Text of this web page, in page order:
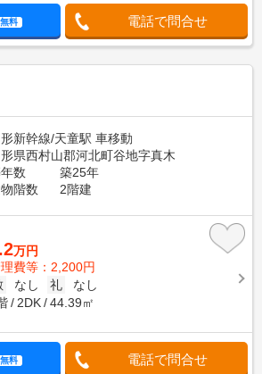
無料 電話で問合せ
新幹線/天童駅 車移動
県西村山郡河北町谷地字真木
数
築25年
階数
2階建
万円
費等：2,200円
なし 礼
なし
2DK 44.39㎡
無料 電話で問合せ